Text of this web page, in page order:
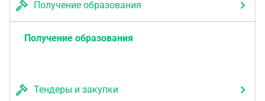
Получение образования
Получение образования
Тендеры и закупки